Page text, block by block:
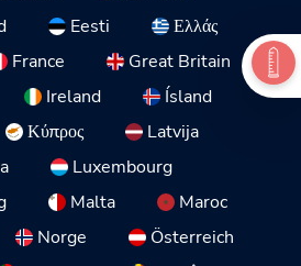
Eesti
Ελλάς
France
Great Britain
Ireland
Ísland
Κύπρος
Latvija
Luxembourg
Malta
Maroc
Norge
Österreich